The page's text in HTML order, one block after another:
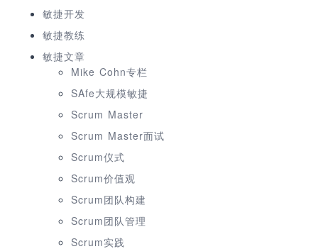
敏捷开发
敏捷教练
敏捷文章
Mike Cohn专栏
SAfe大规模敏捷
Scrum Master
Scrum Master面试
Scrum仪式
Scrum价值观
Scrum团队构建
Scrum团队管理
Scrum实践